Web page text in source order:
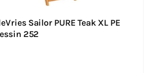
Sailor PURE Teak XL PE
252